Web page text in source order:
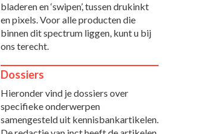
bladeren en ‘swipen’, tussen drukinkt
en pixels. Voor alle producten die
binnen dit spectrum liggen, kunt u bij
ons terecht.
Dossiers
Hieronder vind je dossiers over
specifieke onderwerpen
samengesteld uit kennisbankartikelen.